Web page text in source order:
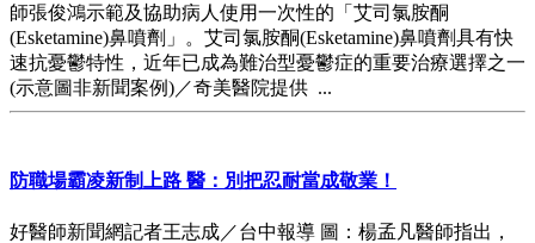
師張俊鴻示範及協助病人使用一次性的「艾司氯胺酮
(Esketamine)鼻噴劑」。艾司氯胺酮(Esketamine)鼻噴劑具有快
速抗憂鬱特性，近年已成為難治型憂鬱症的重要治療選擇之一
(示意圖非新聞案例)／奇美醫院提供 ...
防職場霸凌新制上路 醫：別把忍耐當成敬業！
好醫師新聞網記者王志成／台中報導 圖：楊孟凡醫師指出，